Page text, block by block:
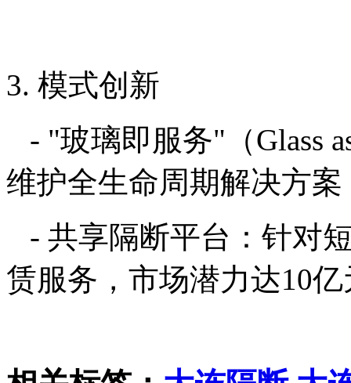
3. 模式创新
- "玻璃即服务"（Glass
维护全生命周期解决方案
- 共享隔断平台：针对
赁服务，市场潜力达10亿